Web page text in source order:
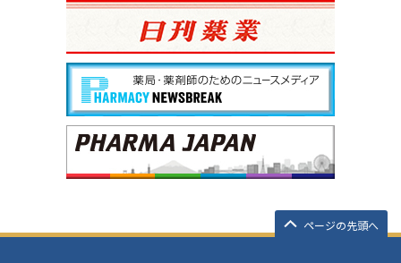
ページの先頭へ